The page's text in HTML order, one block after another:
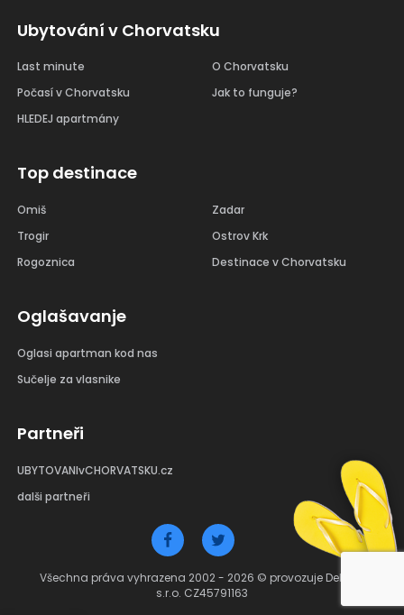
Ubytování v Chorvatsku
Last minute
Počasí v Chorvatsku
HLEDEJ apartmány
O Chorvatsku
Jak to funguje?
Top destinace
Omiš
Trogir
Rogoznica
Zadar
Ostrov Krk
Destinace v Chorvatsku
Oglašavanje
Oglasi apartman kod nas
Sučelje za vlasnike
Partneři
UBYTOVANIvCHORVATSKU.cz
dalši partneři
Všechna práva vyhrazena 2002 - 2026 © provozuje Debant
s.r.o. CZ45791163